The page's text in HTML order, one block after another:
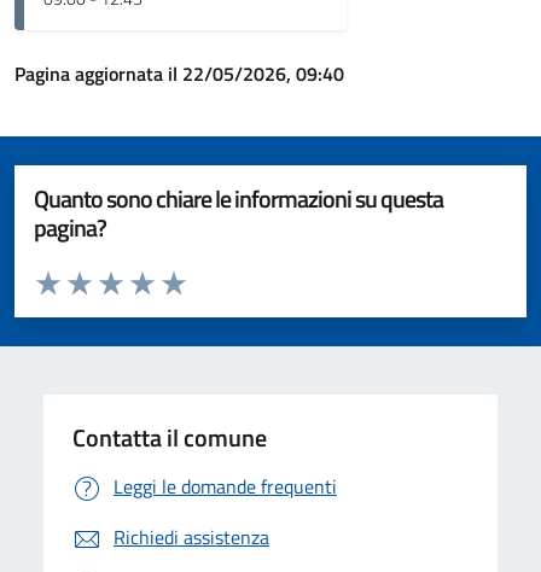
Pagina aggiornata il 22/05/2026, 09:40
Quanto sono chiare le informazioni su questa
pagina?
Valuta da 1 a 5 stelle la pagina
Valuta 5 stelle su 5
Valuta 4 stelle su 5
Valuta 3 stelle su 5
Valuta 2 stelle su 5
Valuta 1 stelle su 5
Contatta il comune
Leggi le domande frequenti
Richiedi assistenza